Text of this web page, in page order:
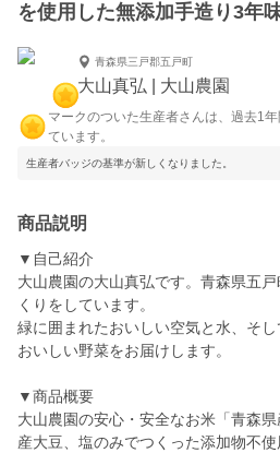
を使用した無添加手造り3年
青森県三戸郡五戸町
大山真弘 | 大山農園
マークのついた生産者さんは、過去1
ています。
生産者バッジの基準が新しくなりました。
商品説明
▼自己紹介
大山農園の大山真弘です。青森県五
くりをしています。
緑に囲まれたおいしい空気と水、そ
おいしい野菜をお届けします。
▼商品概要
大山農園の安心・安全なお米「青森
産大豆、塩のみでつくった添加物不使